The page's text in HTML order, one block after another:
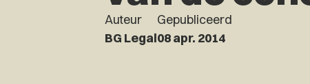
Auteur
BG Legal
Gepubliceerd
08 apr. 2014